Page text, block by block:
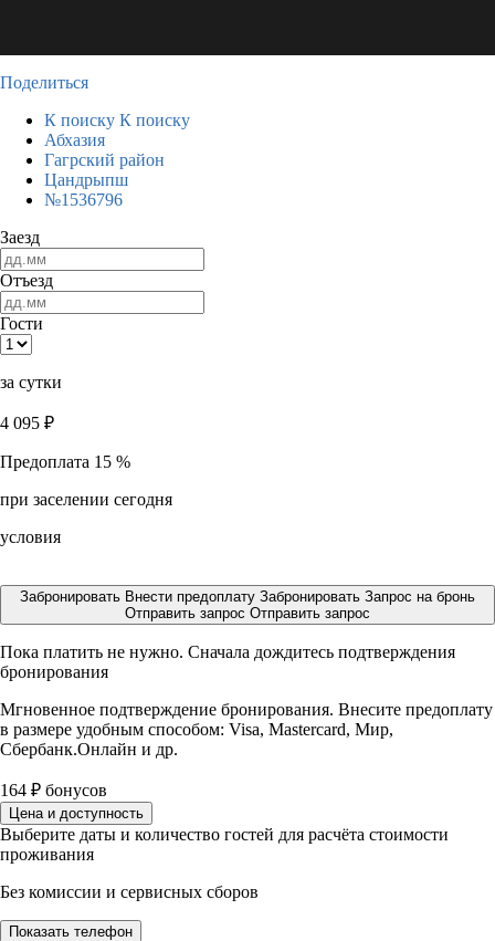
Поделиться
К поиску К поиску
Абхазия
Гагрский район
Цандрыпш
№1536796
Заезд
Отъезд
Гости
за сутки
4 095 ₽
Предоплата 15 %
при заселении сегодня
условия
Забронировать Внести предоплату Забронировать Запрос на бронь
Отправить запрос Отправить запрос
Пока платить не нужно. Сначала дождитесь подтверждения
бронирования
Мгновенное подтверждение бронирования. Внесите предоплату
в размере удобным способом: Visa, Mastercard, Мир,
Сбербанк.Онлайн и др.
164 ₽ бонусов
Цена и доступность
Выберите даты и количество гостей для расчёта стоимости
проживания
Без комиссии и сервисных сборов
Показать телефон